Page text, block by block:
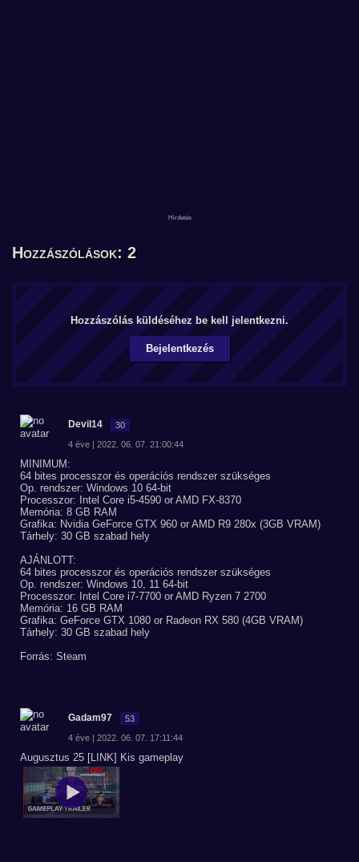
Hozzászólások: 2
Hozzászólás küldéséhez be kell jelentkezni.
Bejelentkezés
Devil14 30
4 éve | 2022. 06. 07. 21:00:44
MINIMUM:
64 bites processzor és operációs rendszer szükséges
Op. rendszer: Windows 10 64-bit
Processzor: Intel Core i5-4590 or AMD FX-8370
Memória: 8 GB RAM
Grafika: Nvidia GeForce GTX 960 or AMD R9 280x (3GB VRAM)
Tárhely: 30 GB szabad hely
AJÁNLOTT:
64 bites processzor és operációs rendszer szükséges
Op. rendszer: Windows 10, 11 64-bit
Processzor: Intel Core i7-7700 or AMD Ryzen 7 2700
Memória: 16 GB RAM
Grafika: GeForce GTX 1080 or Radeon RX 580 (4GB VRAM)
Tárhely: 30 GB szabad hely
Forrás: Steam
Gadam97 53
4 éve | 2022. 06. 07. 17:11:44
Augusztus 25 [LINK] Kis gameplay